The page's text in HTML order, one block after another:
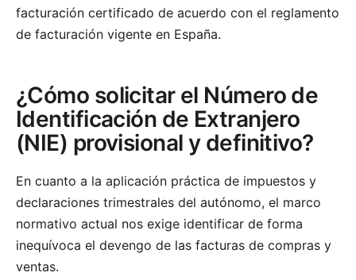
facturación certificado de acuerdo con el reglamento
de facturación vigente en España.
¿Cómo solicitar el Número de
Identificación de Extranjero
(NIE) provisional y definitivo?
En cuanto a la aplicación práctica de impuestos y
declaraciones trimestrales del autónomo, el marco
normativo actual nos exige identificar de forma
inequívoca el devengo de las facturas de compras y
ventas.